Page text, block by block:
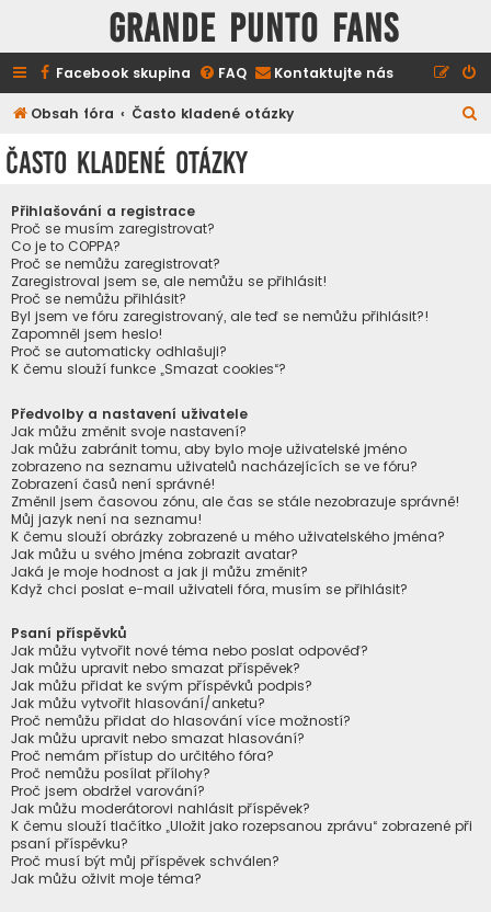
GRANDE PUNTO FANS
Facebook skupina FAQ Kontaktujte nás
Obsah fóra Často kladené otázky
Často kladené otázky
Přihlašování a registrace
Proč se musím zaregistrovat?
Co je to COPPA?
Proč se nemůžu zaregistrovat?
Zaregistroval jsem se, ale nemůžu se přihlásit!
Proč se nemůžu přihlásit?
Byl jsem ve fóru zaregistrovaný, ale teď se nemůžu přihlásit?!
Zapomněl jsem heslo!
Proč se automaticky odhlašuji?
K čemu slouží funkce „Smazat cookies“?
Předvolby a nastavení uživatele
Jak můžu změnit svoje nastavení?
Jak můžu zabránit tomu, aby bylo moje uživatelské jméno
zobrazeno na seznamu uživatelů nacházejících se ve fóru?
Zobrazení časů není správné!
Změnil jsem časovou zónu, ale čas se stále nezobrazuje správně!
Můj jazyk není na seznamu!
K čemu slouží obrázky zobrazené u mého uživatelského jména?
Jak můžu u svého jména zobrazit avatar?
Jaká je moje hodnost a jak ji můžu změnit?
Když chci poslat e-mail uživateli fóra, musím se přihlásit?
Psaní příspěvků
Jak můžu vytvořit nové téma nebo poslat odpověď?
Jak můžu upravit nebo smazat příspěvek?
Jak můžu přidat ke svým příspěvků podpis?
Jak můžu vytvořit hlasování/anketu?
Proč nemůžu přidat do hlasování více možností?
Jak můžu upravit nebo smazat hlasování?
Proč nemám přístup do určitého fóra?
Proč nemůžu posílat přílohy?
Proč jsem obdržel varování?
Jak můžu moderátorovi nahlásit příspěvek?
K čemu slouží tlačítko „Uložit jako rozepsanou zprávu“ zobrazené při
psaní příspěvku?
Proč musí být můj příspěvek schválen?
Jak můžu oživit moje téma?